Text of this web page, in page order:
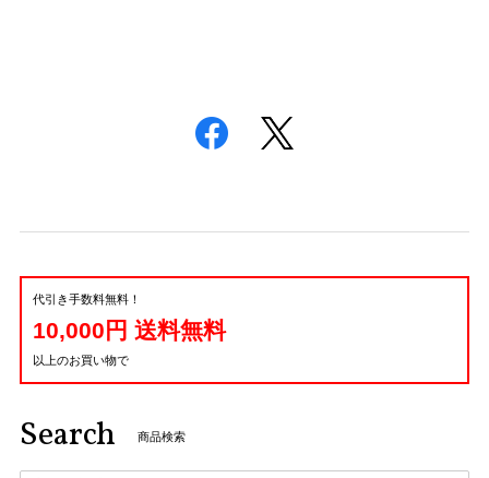
代引き手数料無料！
10,000円 送料無料
以上のお買い物で
Search 商品検索